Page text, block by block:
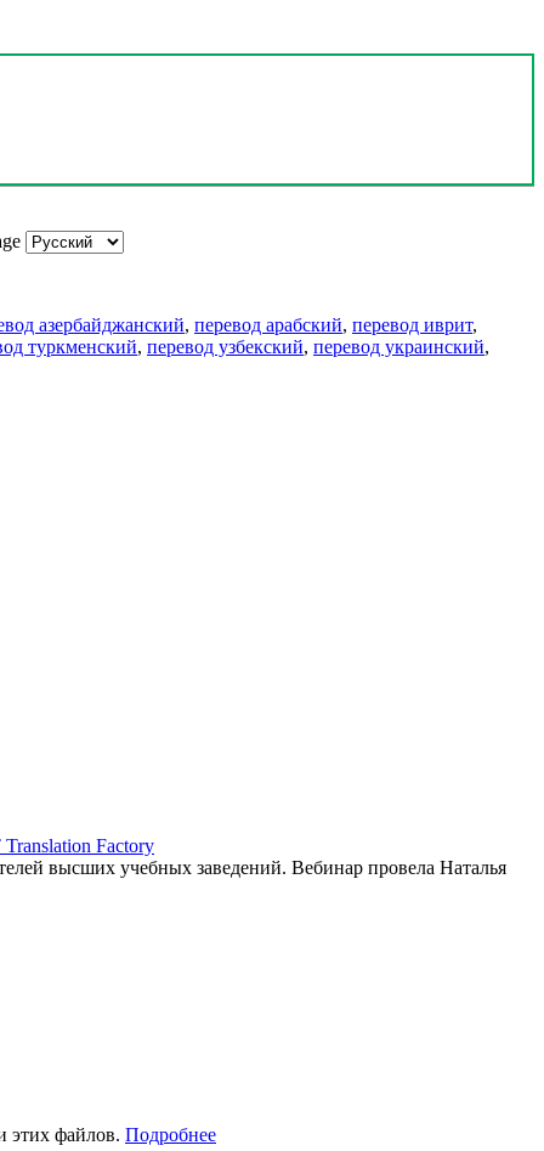
азербайджанский, перевод арабский, перевод иврит,
туркменский, перевод узбекский, перевод украинский,
Factory
высших учебных заведений. Вебинар провела Наталья
этих файлов. Подробнее